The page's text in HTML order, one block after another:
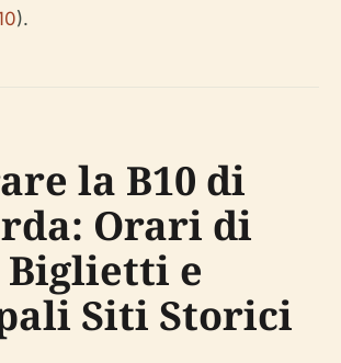
).
la B10 di
Orari di
e
Siti Storici